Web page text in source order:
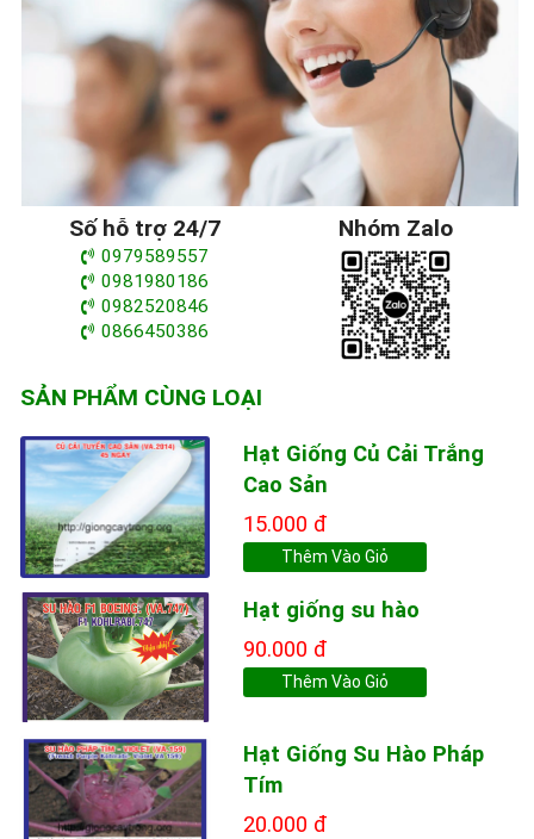
Số hỗ trợ 24/7
0979589557
0981980186
0982520846
0866450386
Nhóm Zalo
SẢN PHẨM CÙNG LOẠI
Hạt Giống Củ Cải Trắng
Cao Sản
15.000 đ
Thêm Vào Giỏ
Hạt giống su hào
90.000 đ
Thêm Vào Giỏ
Hạt Giống Su Hào Pháp
Tím
20.000 đ